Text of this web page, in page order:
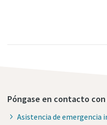
Póngase en contacto
Asistencia de emergencia